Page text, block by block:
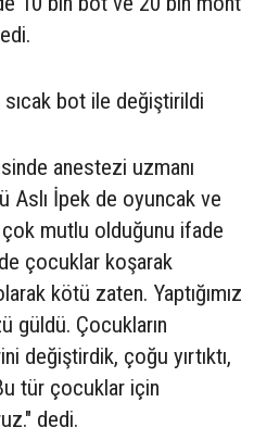
bot ile değiştirildi
anestezi uzmanı
Aslı İpek de oyuncak ve
mutlu olduğunu ifade
çocuklar koşarak
kötü zaten. Yaptığımız
güldü. Çocukların
değiştirdik, çoğu yırtıktı,
tür çocuklar için
dedi.